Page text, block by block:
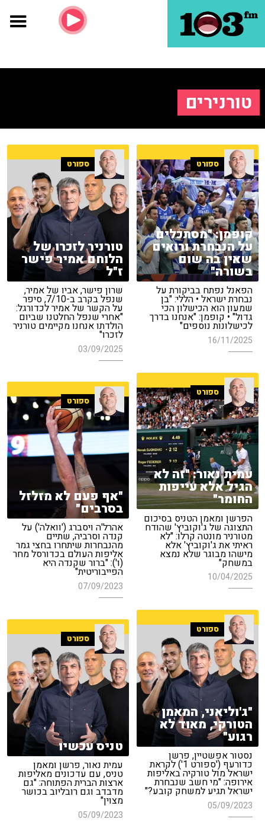
טורנירים
ספורט
קופמן: "מסתכלים
על הנבחרת ורואים
שאין בה שום
בשורה"
הפאנל נפתח בביקורת על
נבחרת ישראל • הללי: "בן
שמעון הוא הכישלון הכי
גדול" • קופמן: "אנחנו בדרך
לכישלונות נוספים"
16/11/2025
ספורט
טורניר לזכרו של
הלוחם אמיר פישר
ז"ל
שרון פישר, אביו של אמיר,
שנפל בקרב ב-7/10, סיפר
על הקשר של אמיר לכדורגל:
"אחרי שנפל החלטנו שביום
הולדתו אנחנו מקיימים טורניר
לזכרו"
03/09/2025
ספורט
עמית נאור: "זה לא
הגיל אלא עייפות
החומר"
הפרשן ומאמן הטניס בסיכום
התצוגה של ג'וקוביץ' שהודח
מטורניר מונטה קרלו: "לא
ראיתי את ג'וקוביץ' אלא
מישהו מבוגר שלא נמצא
במשחק"
10/04/2025
ספורט
"אף פעם לא מזלזל
בסרבים"
אהרל'ה ויסברג ('וואלה') על
קנדה וסרביה, שתיים
מהנבחרות שיתחרו בחצי גמר
אליפות העולם בכדורסל מחר
(ו'): "ברור שקנדה היא
הפייבוריטית"
07/09/2023
ספורט
"ג'וליאני, המאמן
הטורקי, מאוד לא
רגוע"
נסטור אפשטיין, פרשן
כדורעף ('ספורט 1') לקראת
ישראל מול טורקיה באליפות
אירופה: "מי חשב שנבחרת
ישראל תגיע למשחק קובע?"
05/09/2023
ספורט
טניס עכשיו
עמית נאור, פרשן ומאמן
טניס, עם עדכונים מאליפות
ארצות הברית הפתוחה: "גם
מדבדב וגם רובליוב בכושר
מצוין"
05/09/2023